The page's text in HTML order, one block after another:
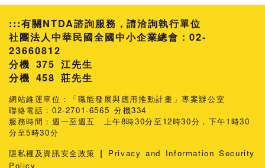
:::有關NTDA諮詢服務，請洽詢執行單位
社團法人中華民國全國中小企業總會：02-
23660812
分機 375 江先生
458 莊先生
網站維運單位：「職能發展與應用推動計畫」專案辦公室
聯絡電話：02-2701-6565 分機334
服務時間：週一至週五 上午8時30分至12時30分，下午1時30
分至5時30分
隱私權及資訊安全政策 |
Privacy and Information Security
Policy